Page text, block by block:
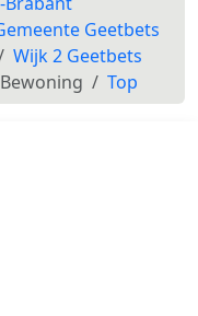
Geetbets
Wijk 2 Geetbets
Top